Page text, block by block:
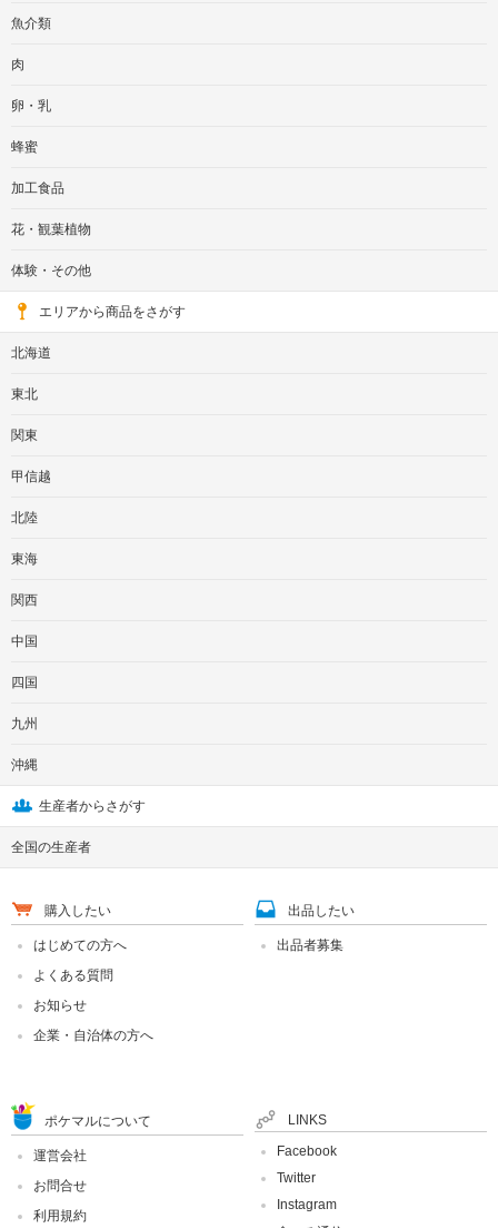
魚介類
肉
卵・乳
蜂蜜
加工食品
花・観葉植物
体験・その他
エリアから商品をさがす
北海道
東北
関東
甲信越
北陸
東海
関西
中国
四国
九州
沖縄
生産者からさがす
全国の生産者
購入したい
はじめての方へ
よくある質問
お知らせ
企業・自治体の方へ
出品したい
出品者募集
ポケマルについて
運営会社
お問合せ
利用規約
LINKS
Facebook
Twitter
Instagram